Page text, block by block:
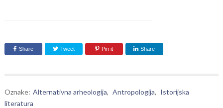
Share Tweet Pin it Share
Oznake: Alternativna arheologija, Antropologija, Istorijska
literatura